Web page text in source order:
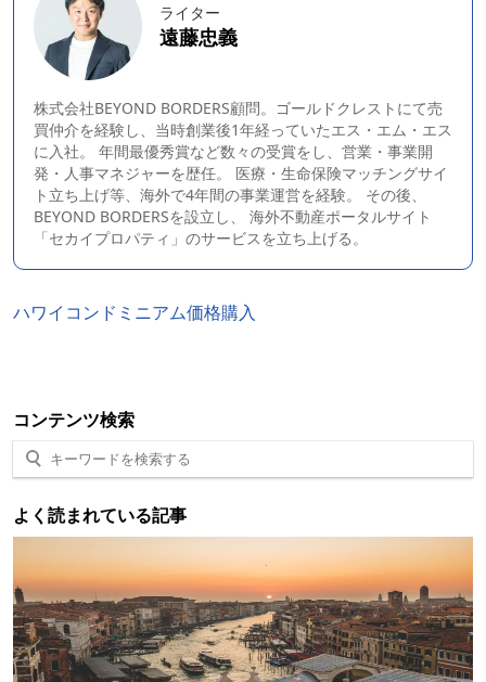
ライター
遠藤忠義
株式会社BEYOND BORDERS顧問。ゴールドクレストにて売
買仲介を経験し、当時創業後1年経っていたエス・エム・エス
に入社。 年間最優秀賞など数々の受賞をし、営業・事業開
発・人事マネジャーを歴任。 医療・生命保険マッチングサイ
ト立ち上げ等、海外で4年間の事業運営を経験。 その後、
BEYOND BORDERSを設立し、 海外不動産ポータルサイト
「セカイプロパティ」のサービスを立ち上げる。
ハワイ コンドミニアム価格購入
コンテンツ検索
よく読まれている記事